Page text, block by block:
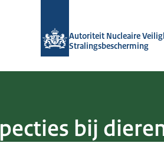
Autoriteit Nucleaire
Stralingsbescherming
bij